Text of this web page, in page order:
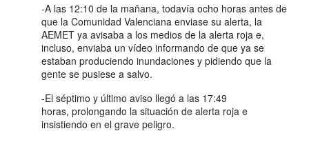
-A las 12:10 de la mañana, todavía ocho horas antes de
que la Comunidad Valenciana enviase su alerta, la
AEMET ya avisaba a los medios de la alerta roja e,
incluso, enviaba un vídeo informando de que ya se
estaban produciendo inundaciones y pidiendo que la
gente se pusiese a salvo.
-El séptimo y último aviso llegó a las 17:49
horas, prolongando la situación de alerta roja e
insistiendo en el grave peligro.